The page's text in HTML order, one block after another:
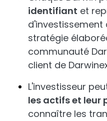
identifiant et
d'investissement
stratégie
communauté
client de
L'investisseur
les actifs et leur
connaître les